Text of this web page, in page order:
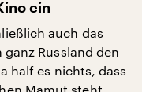
ein
auch das
ganz Russland den
half es nichts, dass